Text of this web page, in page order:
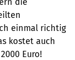
einmal richtig
kostet auch
Euro!